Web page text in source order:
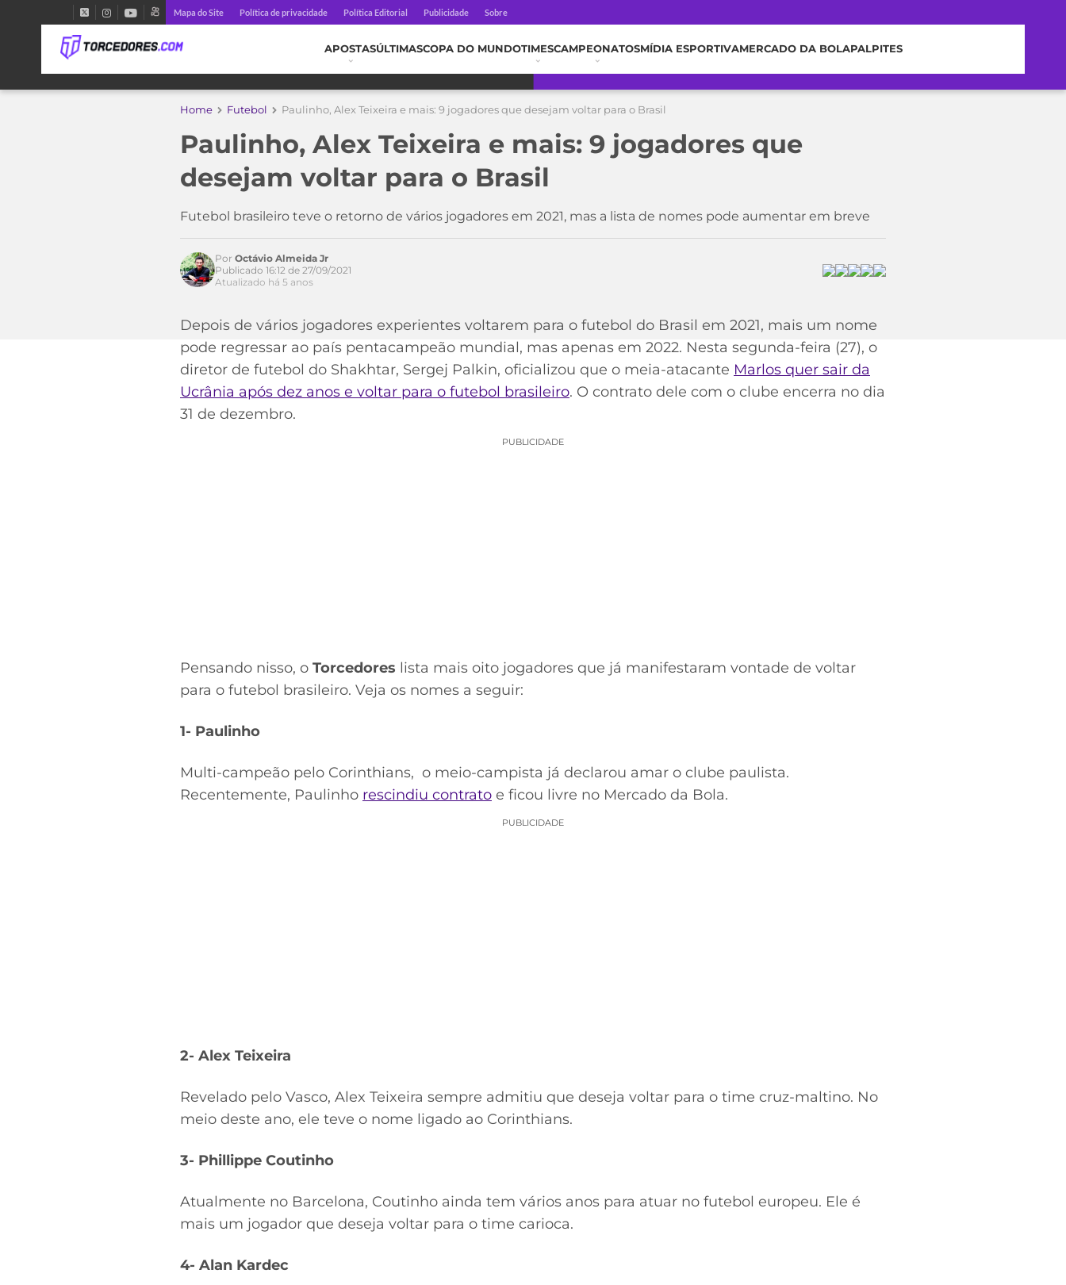
Mapa do Site Política de privacidade Política Editorial Publicidade Sobre
APOSTASÚLTIMASCOPA DO MUNDOTIMESCAMPEONATOSMÍDIA ESPORTIVAMERCADO DA BOLAPALPITES
Home Futebol Paulinho, Alex Teixeira e mais: 9 jogadores que desejam voltar para o Brasil
Paulinho, Alex Teixeira e mais: 9 jogadores que
desejam voltar para o Brasil
Futebol brasileiro teve o retorno de vários jogadores em 2021, mas a lista de nomes pode aumentar em breve
Acesse o perfil do autor
Por Octávio Almeida Jr
Publicado 16:12 de 27/09/2021
Atualizado há 5 anos
Depois de vários jogadores experientes voltarem para o futebol do Brasil em 2021, mais um nome
pode regressar ao país pentacampeão mundial, mas apenas em 2022. Nesta segunda-feira (27), o
diretor de futebol do Shakhtar, Sergej Palkin, oficializou que o meia-atacante Marlos quer sair da
Ucrânia após dez anos e voltar para o futebol brasileiro. O contrato dele com o clube encerra no dia
31 de dezembro.
PUBLICIDADE
Pensando nisso, o Torcedores lista mais oito jogadores que já manifestaram vontade de voltar
para o futebol brasileiro. Veja os nomes a seguir:
1- Paulinho
Multi-campeão pelo Corinthians, o meio-campista já declarou amar o clube paulista.
Recentemente, Paulinho rescindiu contrato e ficou livre no Mercado da Bola.
PUBLICIDADE
2- Alex Teixeira
Revelado pelo Vasco, Alex Teixeira sempre admitiu que deseja voltar para o time cruz-maltino. No
meio deste ano, ele teve o nome ligado ao Corinthians.
3- Phillippe Coutinho
Atualmente no Barcelona, Coutinho ainda tem vários anos para atuar no futebol europeu. Ele é
mais um jogador que deseja voltar para o time carioca.
4- Alan Kardec